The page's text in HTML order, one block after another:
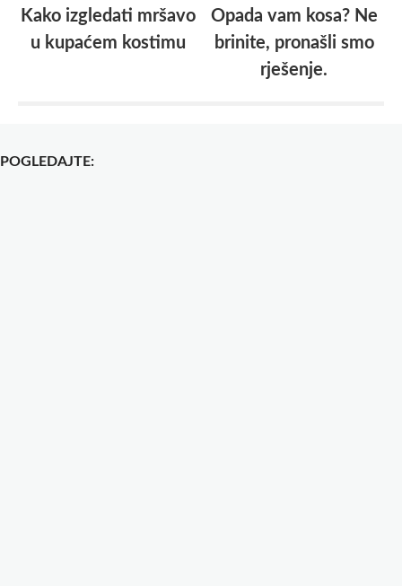
Kako izgledati mršavo
u kupaćem kostimu
Opada vam kosa? Ne
brinite, pronašli smo
rješenje.
POGLEDAJTE: